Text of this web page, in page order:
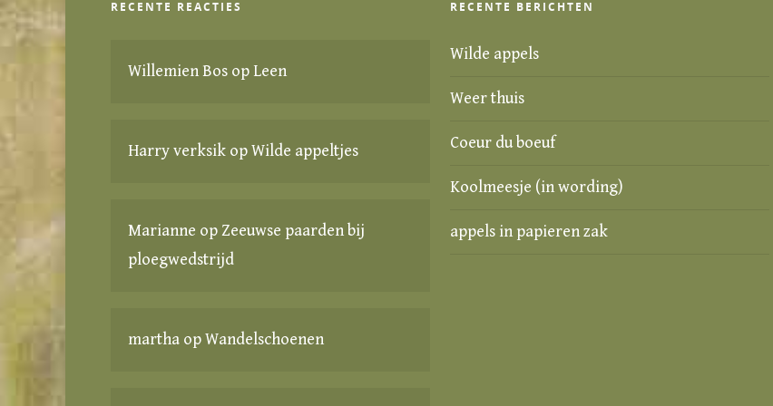
RECENTE REACTIES
Willemien Bos opLeen
Harry verksik opWilde appeltjes
Marianne opZeeuwse paarden bij
ploegwedstrijd
martha opWandelschoenen
RECENTE BERICHTEN
Wilde appels
Weer thuis
Coeur du boeuf
Koolmeesje (in wording)
appels in papieren zak